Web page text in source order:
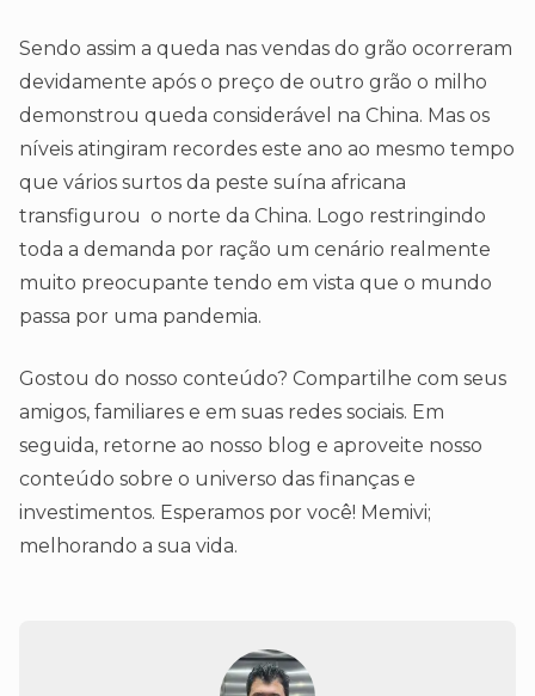
Sendo assim a queda nas vendas do grão ocorreram
devidamente após o preço de outro grão o milho
demonstrou queda considerável na China. Mas os
níveis atingiram recordes este ano ao mesmo tempo
que vários surtos da peste suína africana
transfigurou o norte da China. Logo restringindo
toda a demanda por ração um cenário realmente
muito preocupante tendo em vista que o mundo
passa por uma pandemia.
Gostou do nosso conteúdo? Compartilhe com seus
amigos, familiares e em suas redes sociais. Em
seguida, retorne ao nosso blog e aproveite nosso
conteúdo sobre o universo das finanças e
investimentos. Esperamos por você! Memivi;
melhorando a sua vida.